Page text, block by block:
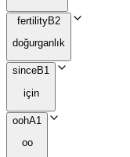
fertilityB2
doğurganlık
sinceB1
için
oohA1
oo